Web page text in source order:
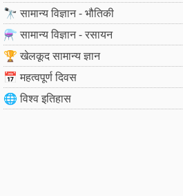
🔭 सामान्य विज्ञान - भौतिकी
⚗️ सामान्य विज्ञान - रसायन
🏆 खेलकूद सामान्य ज्ञान
📅 महत्वपूर्ण दिवस
🌐 विश्व इतिहास